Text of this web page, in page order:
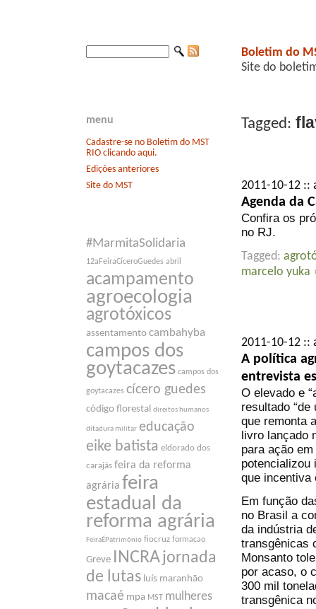
menu
Cadastre-se no Boletim do MST
RIO clicando aqui.
Edições anteriores
Site do MST
#MarmitaSolidaria
12aFeiraCíceroGuedes abril
acampamento
agroecologia
agrotóxicos
assentamento cambahyba
campos dos
goytacazes campos dos
goytacazes cícero guedes
código florestal direitos humanos
ditadura militar educação
eike batista eldorado dos
carajás feira da reforma
agrária feira
estadual da
reforma agrária
FeiraÉPatrimônio fiocruz formacao
Greve INCRA jornada
de lutas luís maranhão
macaé mpa MST mulheres
Boletim do
Site do
Tagged:
2011-10-12
Agenda da
Confira os
no RJ.
Tagged:
marcelo yuka
2011-10-12
A política
entrevista
O elevado e
resultado
que remonta
livro lançado
para ação
potencializou
que incentiva
Em função
no Brasil a
da indústria
transgênicas
Monsanto
por acaso, o
300 mil
transgênica